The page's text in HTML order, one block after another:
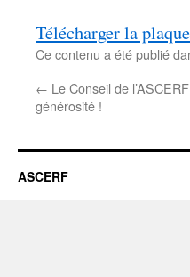
Télécharger la
Ce contenu a été publié
← Le Conseil de
générosité !
ASCERF